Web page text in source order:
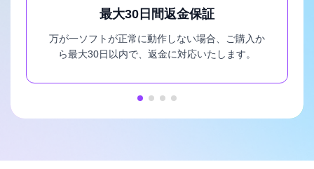
最大30日間返金保証
万が一ソフトが正常に動作しない場合、ご購入か
ら最大30日以内で、返金に対応いたします。